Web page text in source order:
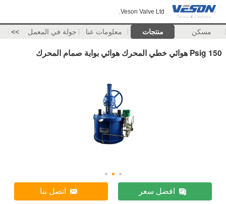
Veson Valve Ltd.
مسكن منتجات معلومات عنا جولة في المعمل >>
150 Psig هوائي خطي المحرك هوائي بوابة صمام المحرك
افضل سعر اتصل بنا